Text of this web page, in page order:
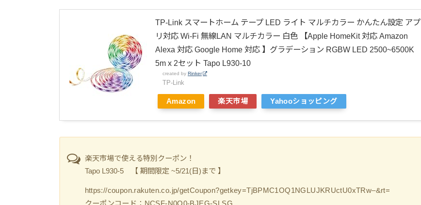
TP-Link スマートホーム テープ LED ライト マルチカラー かんたん設定 アプ
リ対応 Wi-Fi 無線LAN マルチカラー 白色 【Apple HomeKit 対応 Amazon
Alexa 対応 Google Home 対応 】グラデーション RGBW LED 2500~6500K
5m x 2セット Tapo L930-10
created by Rinker
TP-Link
Amazon 楽天市場 Yahooショッピング
楽天市場で使える特別クーポン！
Tapo L930-5 【 期間限定 ~5/21(日)まで 】
https://coupon.rakuten.co.jp/getCoupon?getkey=TjBPMC1OQ1NGLUJKRUctU0xTRw–&rt=
クーポンコード：NCSF-N0O0-BJEG-SLSG